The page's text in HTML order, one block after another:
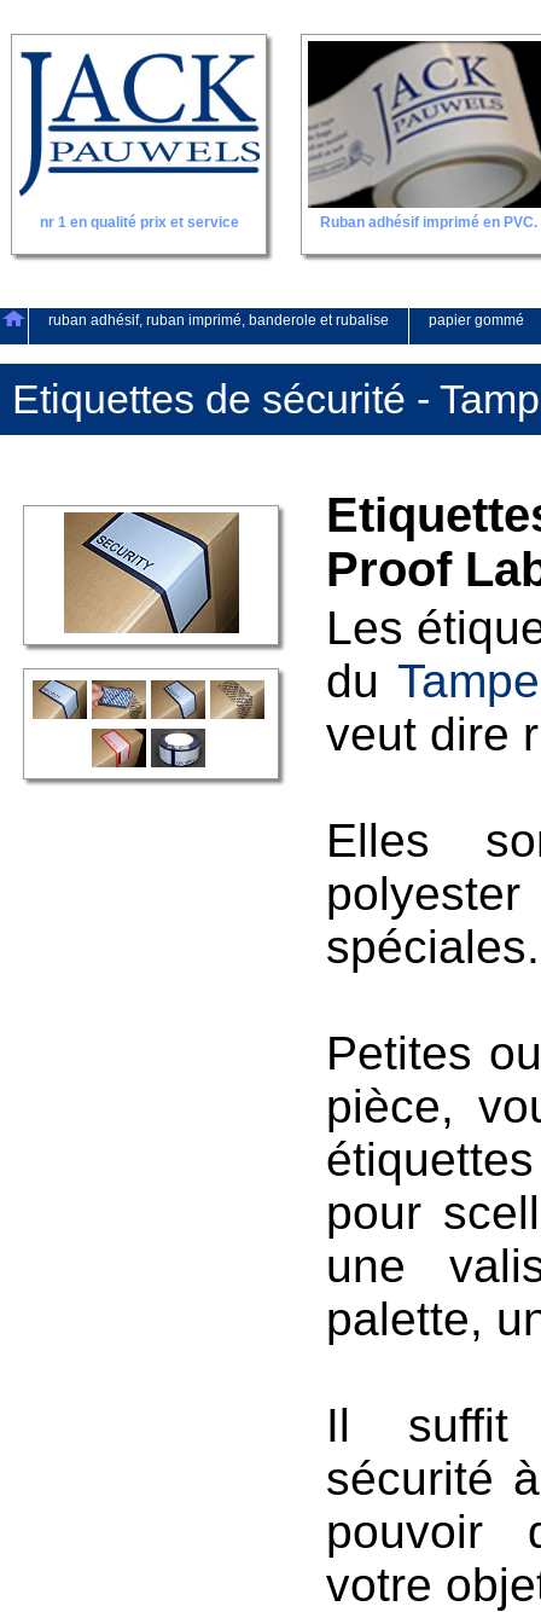
nr 1 en qualité prix et service Ruban adhésif imprimé en PVC.
ruban adhésif, ruban imprimé, banderole et rubalise papier gommé
Etiquettes de sécurité -
Proof
Les
du
veut dire
Elles
spéciales.
Petites
pièce,
pour
une
palette,
Il suffit
sécurité
pouvoir
votre